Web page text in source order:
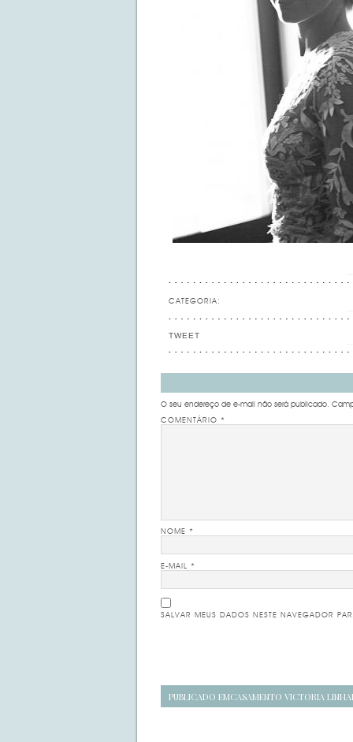
CATEGORIA:
TWEET
O seu endereço de e-mail não será publicado.
COMENTÁRIO *
NOME *
E-MAIL *
SALVAR MEUS DADOS NESTE NAVEGADOR
Navegação
PUBLICADO EMCASAMENTO VICTORIA